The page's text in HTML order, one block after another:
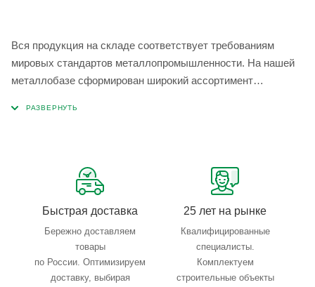
Вся продукция на складе соответствует требованиям
мировых стандартов металлопромышленности. На нашей
металлобазе сформирован широкий ассортимент
Быстрая доставка
Бережно доставляем
товары
по России. Оптимизируем
доставку, выбирая
25 лет на рынке
Квалифицированные
специалисты.
Комплектуем
строительные объекты